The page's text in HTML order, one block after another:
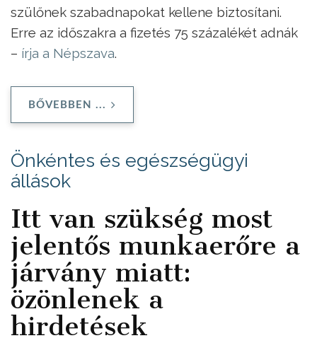
szülőnek szabadnapokat kellene biztosítani.
Erre az időszakra a fizetés 75 százalékét adnák
– írja a Népszava.
BŐVEBBEN ...
Önkéntes és egészségügyi
állások
Itt van szükség most
jelentős munkaerőre a
járvány miatt:
özönlenek a
hirdetések